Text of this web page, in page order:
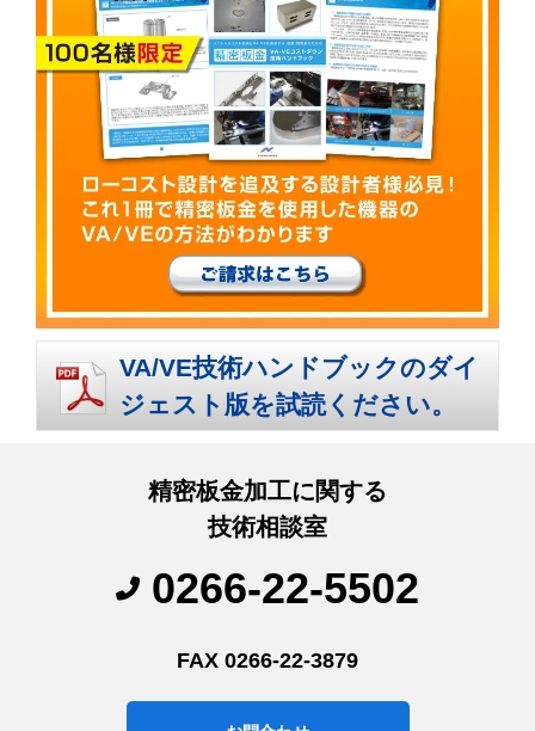
VA/VE技術ハンドブックのダイ
ジェスト版を試読ください。
精密板金加工に関する
技術相談室
0266-22-5502
FAX 0266-22-3879